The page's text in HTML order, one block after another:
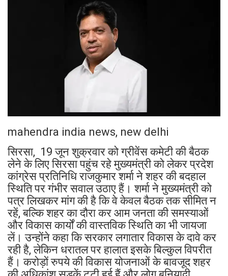
mahendra india news, new delhi
सिरसा, 19 जून शुक्रवार को ग्रीवेंस कमेटी की बैठक
लेने के लिए सिरसा पहुंच रहे मुख्यमंत्री को लेकर प्रदेश
कांग्रेस प्रतिनिधि राजकुमार शर्मा ने शहर की बदहाल
स्थिति पर गंभीर सवाल उठाए हैं। शर्मा ने मुख्यमंत्री को
पत्र लिखकर मांग की है कि वे केवल बैठक तक सीमित न
रहें, बल्कि शहर का दौरा कर आम जनता की समस्याओं
और विकास कार्यों की वास्तविक स्थिति का भी जायजा
लें। उन्होंने कहा कि सरकार लगातार विकास के दावे कर
रही है, लेकिन धरातल पर हालात इसके बिल्कुल विपरीत
हैं। करोड़ों रुपये की विकास योजनाओं के बावजूद शहर